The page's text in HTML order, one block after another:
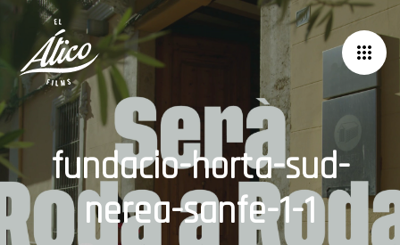
fundacio-horta-sud-
nerea-sanfe-1-1